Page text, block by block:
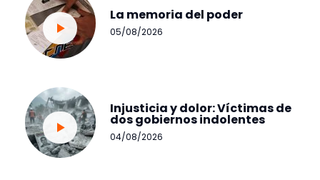
La memoria del poder
05/08/2026
Injusticia y dolor: Víctimas de
dos gobiernos indolentes
04/08/2026